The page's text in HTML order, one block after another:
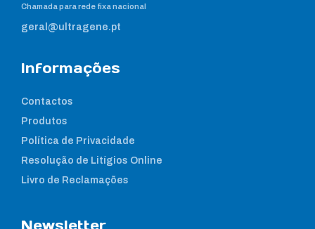
Chamada para rede fixa nacional
geral@ultragene.pt
Informações
Contactos
Produtos
Política de Privacidade
Resolução de Litígios Online
Livro de Reclamações